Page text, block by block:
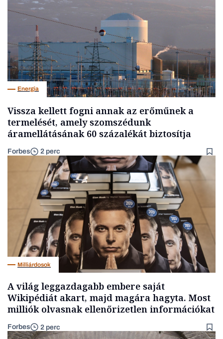
Energia
Vissza kellett fogni annak az erőműnek a
termelését, amely szomszédunk
áramellátásának 60 százalékát biztosítja
Forbes 2 perc
Milliárdosok
A világ leggazdagabb embere saját
Wikipédiát akart, majd magára hagyta. Most
milliók olvasnak ellenőrizetlen információkat
Forbes 2 perc